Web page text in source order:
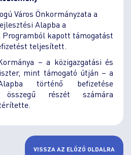
Város Önkormányzata a
Alapba a
Programból kapott támogatást
teljesített.
– a közigazgatási és
mint támogató útján – a
történő befizetése
összegű részét számára
VISSZA AZ ELŐZŐ OLDALRA